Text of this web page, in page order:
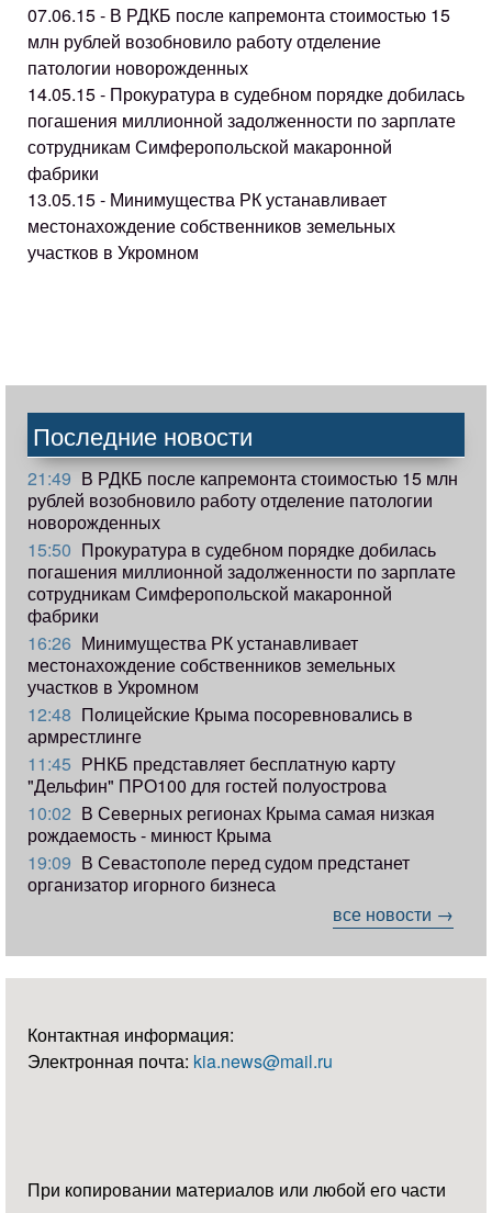
07.06.15 - В РДКБ после капремонта стоимостью 15
млн рублей возобновило работу отделение
патологии новорожденных
14.05.15 - Прокуратура в судебном порядке добилась
погашения миллионной задолженности по зарплате
сотрудникам Симферопольской макаронной
фабрики
13.05.15 - Минимущества РК устанавливает
местонахождение собственников земельных
участков в Укромном
Последние новости
21:49 В РДКБ после капремонта стоимостью 15 млн
рублей возобновило работу отделение патологии
новорожденных
15:50 Прокуратура в судебном порядке добилась
погашения миллионной задолженности по зарплате
сотрудникам Симферопольской макаронной
фабрики
16:26 Минимущества РК устанавливает
местонахождение собственников земельных
участков в Укромном
12:48 Полицейские Крыма посоревновались в
армрестлинге
11:45 РНКБ представляет бесплатную карту
"Дельфин" ПРО100 для гостей полуострова
10:02 В Северных регионах Крыма самая низкая
рождаемость - минюст Крыма
19:09 В Севастополе перед судом предстанет
организатор игорного бизнеса
все новости →
Контактная информация:
Электронная почта: kia.news@mail.ru
При копировании материалов или любой его части